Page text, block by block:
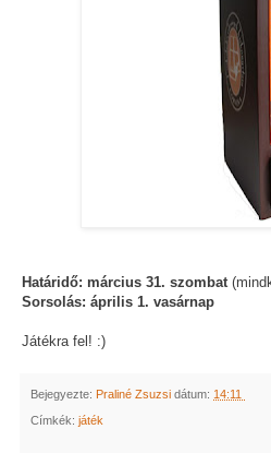
Határidő: március 31. szombat
Sorsolás: április 1. vasárnap
Játékra fel! :)
Bejegyezte: Praliné Zsuzsi dátum: 14:11
Címkék: játék